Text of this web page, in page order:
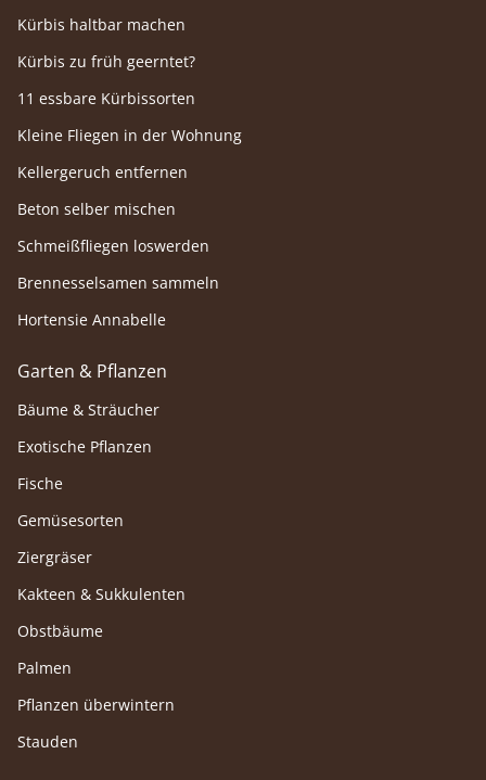
Kürbis haltbar machen
Kürbis zu früh geerntet?
11 essbare Kürbissorten
Kleine Fliegen in der Wohnung
Kellergeruch entfernen
Beton selber mischen
Schmeißfliegen loswerden
Brennesselsamen sammeln
Hortensie Annabelle
Garten & Pflanzen
Bäume & Sträucher
Exotische Pflanzen
Fische
Gemüsesorten
Ziergräser
Kakteen & Sukkulenten
Obstbäume
Palmen
Pflanzen überwintern
Stauden